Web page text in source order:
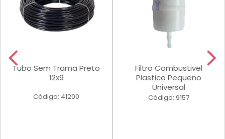
Tubo Sem Trama Preto
12x9
Código: 41200
Filtro Combustivel
Plastico Pequeno
Universal
Código: 9157